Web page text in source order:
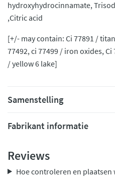
hydroxyhydrocinnamate,
,Citric acid
[+/- may contain: Ci 77891 /
77492, ci 77499 / iron oxides,
/ yellow 6 lake]
Samenstelling
Fabrikant informatie
Reviews
Hoe controleren en plaatsen